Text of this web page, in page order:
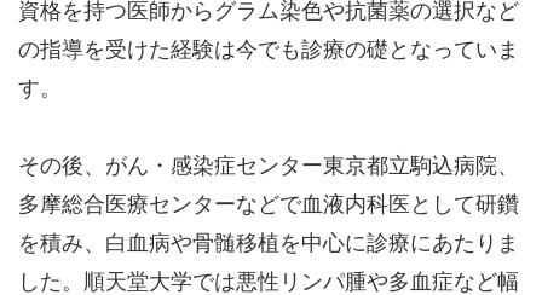
資格を持つ医師からグラム染色や抗菌薬の選択など
の指導を受けた経験は今でも診療の礎となっていま
す。
その後、がん・感染症センター東京都立駒込病院、
多摩総合医療センターなどで血液内科医として研鑽
を積み、白血病や骨髄移植を中心に診療にあたりま
した。順天堂大学では悪性リンパ腫や多血症など幅